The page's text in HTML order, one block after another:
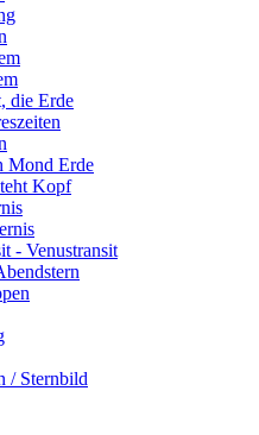
die Erde
Mond Erde
Kopf
- Venustransit
/ Sternbild